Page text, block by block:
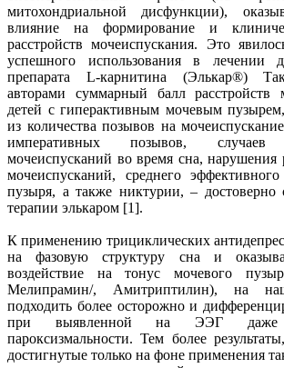
митохондриальной дисфункции),
влияние на формирование и
расстройств мочеиспускания. Это
успешного использования в лечении
препарата L-карнитина (Элькар®)
авторами суммарный балл расстройств
детей с гиперактивным мочевым
из количества позывов на
императивных позывов, случаев
мочеиспусканий во время сна, нарушения
мочеиспусканий, среднего
пузыря, а также никтурии, – достоверно
терапии элькаром [1].
К применению трициклических
на фазовую структуру сна и
воздействие на тонус мочевого
Мелипрамин/, Амитриптилин), на
подходить более осторожно и
при выявленной на ЭЭГ даже
пароксизмальности. Тем более
достигнутые только на фоне применения